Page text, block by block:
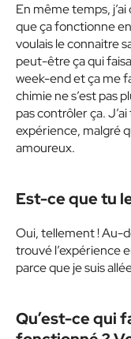
En même temps,
que ça fonctionne
voulais le connaitre
peut-être ça qui
week-end et ça me
chimie ne s’est pas
pas contrôler ça.
expérience, malgré
amoureux.
Est-ce que tu
Oui, tellement ! Au-
trouvé l’expérience
parce que je suis
Qu’est-ce qui